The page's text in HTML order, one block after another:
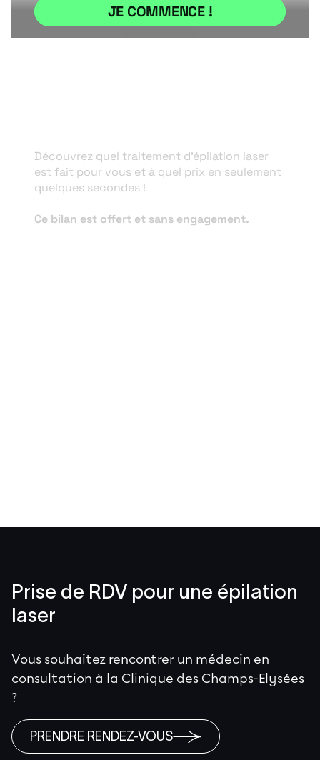
Prise de RDV pour une épilation
laser
Vous souhaitez rencontrer un médecin en
consultation à la Clinique des Champs-Elysées
?
PRENDRE RENDEZ-VOUS